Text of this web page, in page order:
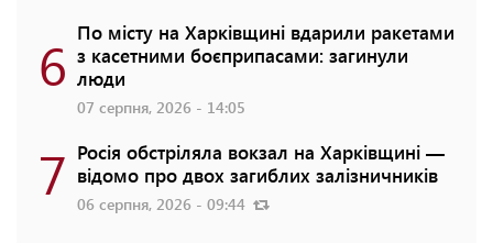
6 По місту на Харківщині вдарили ракетами
з касетними боєприпасами: загинули
люди
07 серпня, 2026 - 14:05
7 Росія обстріляла вокзал на Харківщині —
відомо про двох загиблих залізничників
06 серпня, 2026 - 09:44